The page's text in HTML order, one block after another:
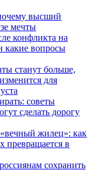
высший
мечты
конфликта на
какие вопросы
станут больше,
для
советы
сделать дорогу
жилец»: как
превращается в
сохранить